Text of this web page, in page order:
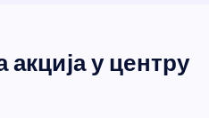
у центру